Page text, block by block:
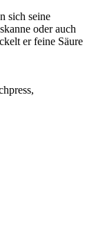
sich seine
oder auch
er feine Säure